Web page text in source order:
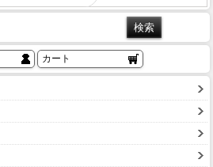
カート